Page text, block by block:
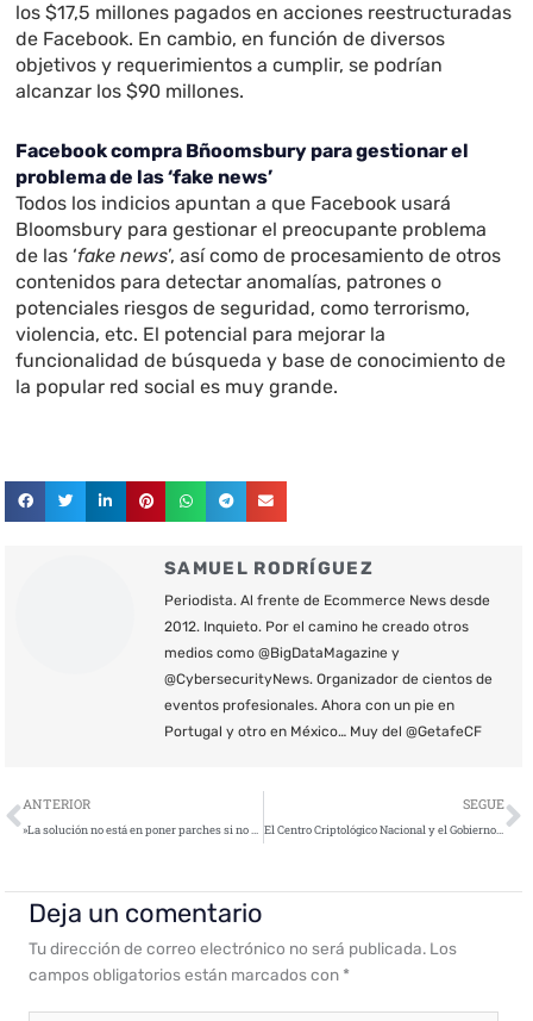
los $17,5 millones pagados en acciones reestructuradas
de Facebook. En cambio, en función de diversos
objetivos y requerimientos a cumplir, se podrían
alcanzar los $90 millones.
Facebook compra Bñoomsbury para gestionar el
problema de las ‘fake news’
Todos los indicios apuntan a que Facebook usará
Bloomsbury para gestionar el preocupante problema
de las ‘fake news’, así como de procesamiento de otros
contenidos para detectar anomalías, patrones o
potenciales riesgos de seguridad, como terrorismo,
violencia, etc. El potencial para mejorar la
funcionalidad de búsqueda y base de conocimiento de
la popular red social es muy grande.
SAMUEL RODRÍGUEZ
Periodista. Al frente de Ecommerce News desde
2012. Inquieto. Por el camino he creado otros
medios como @BigDataMagazine y
@CybersecurityNews. Organizador de cientos de
eventos profesionales. Ahora con un pie en
Portugal y otro en México… Muy del @GetafeCF
Ant
ANTERIOR
»La solución no está en poner parches si no en la capacidad de anticiparse ante cualquier peligro»
SEGUE
El Centro Criptológico Nacional y el Gobierno de Aragón firman un convenio de colaboración
Deja un comentario
Tu dirección de correo electrónico no será publicada. Los
campos obligatorios están marcados con *